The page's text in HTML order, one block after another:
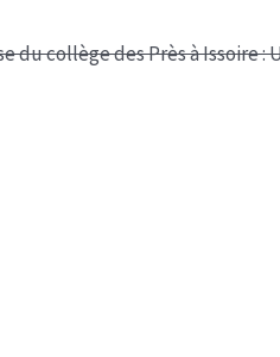
du collège des Près à Issoire :